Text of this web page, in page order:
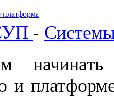
платформа
-
начинать
и